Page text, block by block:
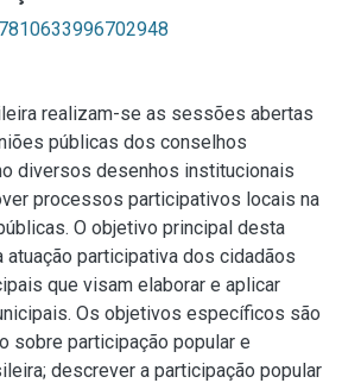
realizam-se as sessões abertas
públicas dos conselhos
diversos desenhos institucionais
processos participativos locais na
O objetivo principal desta
atuação participativa dos cidadãos
que visam elaborar e aplicar
Os objetivos específicos são
sobre participação popular e
descrever a participação popular